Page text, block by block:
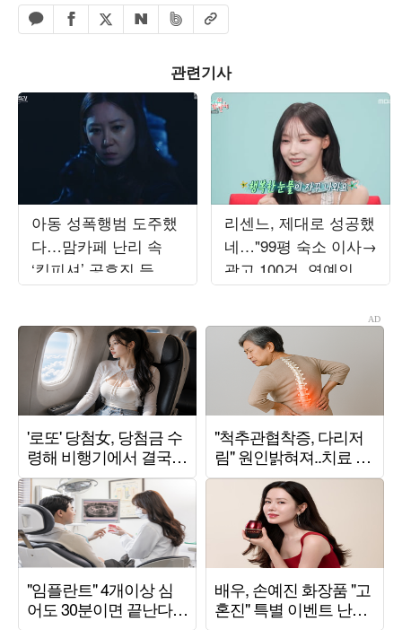
카카오톡 공유하기
페이스북 공유하기
엑스 공유하기
네이버 공유하기
밴드 공유하기
URL복사
관련기사
아동 성폭행범 도주했
다…맘카페 난리 속
‘킹피셔’ 공효진 등판
(‘유부녀 킬러’)
리센느, 제대로 성공했
네…"99평 숙소 이사→
광고 100건, 연예인병
경계" ('전참시')